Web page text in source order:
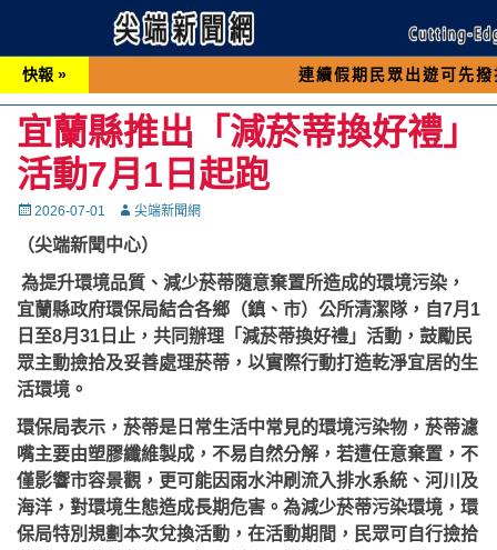
快報 » 連續假期民眾出遊可先撥打交通 「
宜蘭縣推出「減菸蒂換好禮」
活動7月1日起跑
Posted
2026-07-01 Autor尖端新聞網
（尖端新聞中心）
為提升環境品質、減少菸蒂隨意棄置所造成的環境污染，
宜蘭縣政府環保局結合各鄉（鎮、市）公所清潔隊，自7月1
日至8月31日止，共同辦理「減菸蒂換好禮」活動，鼓勵民
眾主動撿拾及妥善處理菸蒂，以實際行動打造乾淨宜居的生
活環境。
環保局表示，菸蒂是日常生活中常見的環境污染物，菸蒂濾
嘴主要由塑膠纖維製成，不易自然分解，若遭任意棄置，不
僅影響市容景觀，更可能因雨水沖刷流入排水系統、河川及
海洋，對環境生態造成長期危害。為減少菸蒂污染環境，環
保局特別規劃本次兌換活動，在活動期間，民眾可自行撿拾